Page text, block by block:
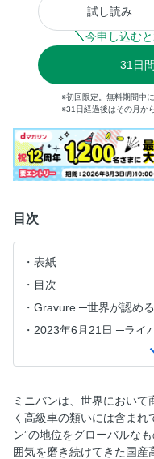
試し読み
今申し込むと
31 日間
※初回限定。無料期間中
※31日経過後はその月か
目次
表紙
目次
Gravure ─世界が認め
2023年6月21日 ─ライ
徹底解剖 それぞれの魅
メカ解説 アルファー
【縮刷版】主要装備一
ディーラーで聞いた
ミニバンは、世界におい
く高級車の類いには含まれ
ン”の地位をグローバルな
囲気を磨き続けてきた国産